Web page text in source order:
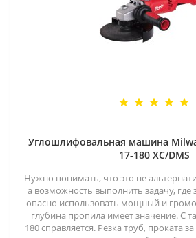
Углошлифовальная машина
17-180 XC/DMS
Нужно понимать, что это не
а возможность выполнить задачу, где
опасно использовать мощный и
глубина пропила имеет значение. С
180 справляется. Резка труб, проката